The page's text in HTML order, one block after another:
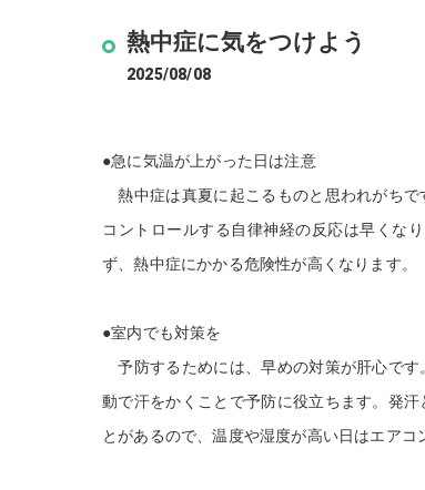
熱中症に気をつけよう
2025/08/08
●急に気温が上がった日は注意
熱中症は真夏に起こるものと思われがちで
コントロールする自律神経の反応は早くな
ず、熱中症にかかる危険性が高くなります。
●室内でも対策を
予防するためには、早めの対策が肝心です
動で汗をかくことで予防に役立ちます。発
とがあるので、温度や湿度が高い日はエアコ